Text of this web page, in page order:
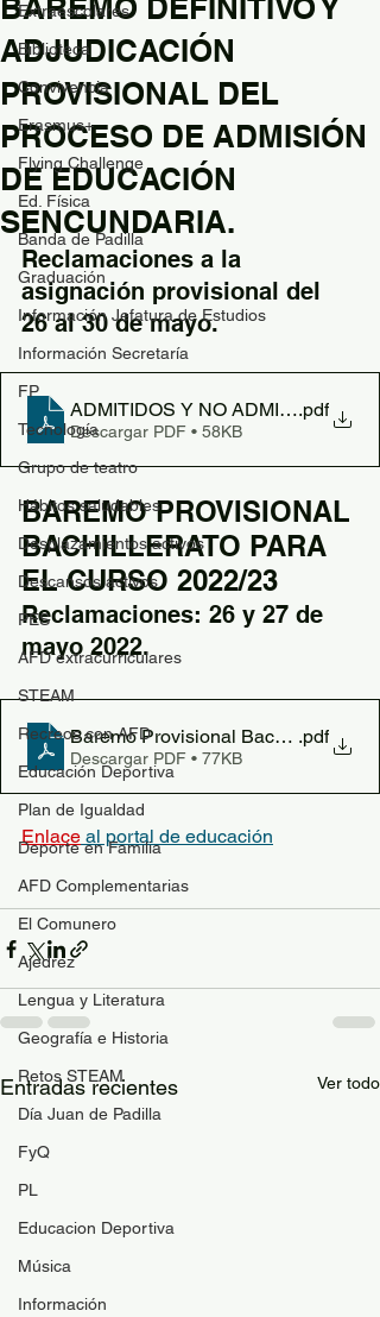
Extraescolares
Biblioteca
Convivencia
Erasmus+
Flying Challenge
Ed. Física
Banda de Padilla
Graduación
Información Jefatura de Estudios
Información Secretaría
FP
Tecnología
Grupo de teatro
Hábitos saludables
Desplazamientos activos
Descansos activos
PES
AFD extracurriculares
STEAM
Recreos con AFD
Educación Deportiva
Plan de Igualdad
Deporte en Familia
AFD Complementarias
El Comunero
Ajedrez
Lengua y Literatura
Geografía e Historia
Retos STEAM
Día Juan de Padilla
FyQ
PL
Educacion Deportiva
Música
Información
BAREMO DEFINITIVO Y
ADJUDICACIÓN
PROVISIONAL DEL
PROCESO DE ADMISIÓN
DE EDUCACIÓN
SENCUNDARIA.
Reclamaciones a la
asignación provisional del
26 al 30 de mayo.
ADMITIDOS Y NO ADMITIDOS
.pdf
Descargar PDF • 58KB
BAREMO PROVISIONAL
BACHILLERATO PARA
EL CURSO 2022/23
Reclamaciones: 26 y 27 de
mayo 2022.
Baremo Provisional Bachillerato
.pdf
Descargar PDF • 77KB
Enlace al portal de educación
Entradas recientes Ver todo